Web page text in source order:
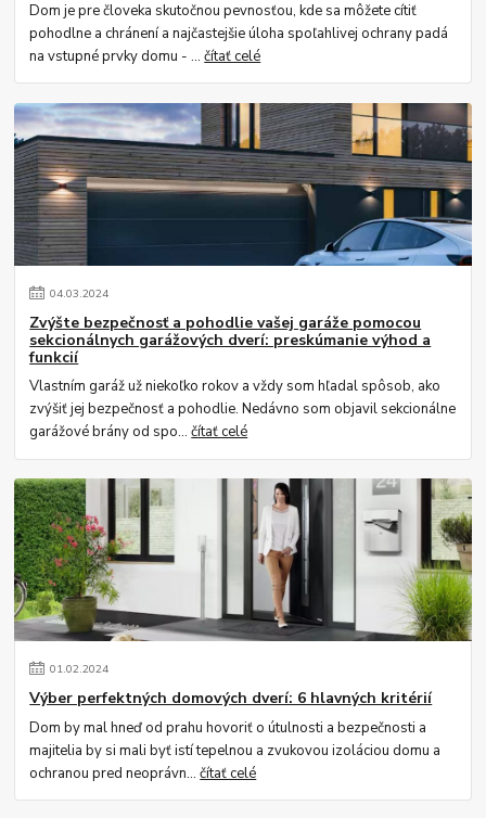
Dom je pre človeka skutočnou pevnosťou, kde sa môžete cítiť
pohodlne a chránení a najčastejšie úloha spoľahlivej ochrany padá
na vstupné prvky domu - ...čítať celé
04.03.2024
Zvýšte bezpečnosť a pohodlie vašej garáže pomocou
sekcionálnych garážových dverí: preskúmanie výhod a
funkcií
Vlastním garáž už niekoľko rokov a vždy som hľadal spôsob, ako
zvýšiť jej bezpečnosť a pohodlie. Nedávno som objavil sekcionálne
garážové brány od spo...čítať celé
01.02.2024
Výber perfektných domových dverí: 6 hlavných kritérií
Dom by mal hneď od prahu hovoriť o útulnosti a bezpečnosti a
majitelia by si mali byť istí tepelnou a zvukovou izoláciou domu a
ochranou pred neoprávn...čítať celé